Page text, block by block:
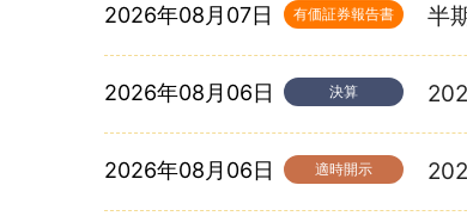
2026年08月07日 有価証券報告書 半
2026年08月06日 決算
2026年08月06日 適時開示